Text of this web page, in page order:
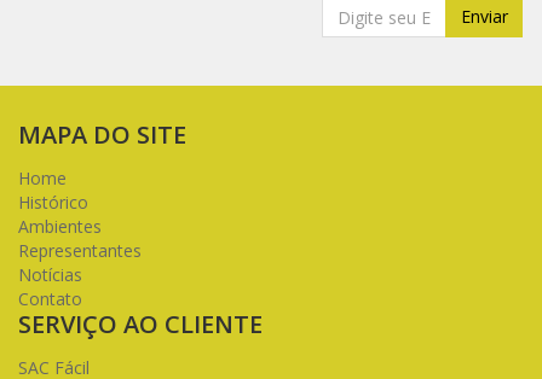
Enviar
MAPA DO SITE
Home
Histórico
Ambientes
Representantes
Notícias
Contato
SERVIÇO AO CLIENTE
SAC Fácil